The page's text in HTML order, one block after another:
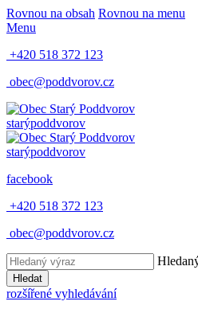
Rovnou na obsah Rovnou na menu
Menu
+420 518 372 123
obec@poddvorov.cz
starýpoddvorov
starýpoddvorov
facebook
+420 518 372 123
obec@poddvorov.cz
Hledat
rozšířené vyhledávání